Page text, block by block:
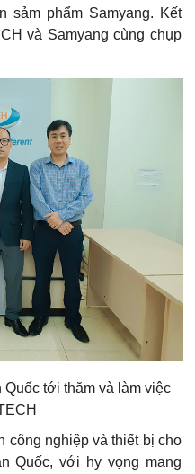
sảm phẩm Samyang. Kết
và Samyang cùng chụp
tới thăm và làm việc
công nghiệp và thiết bị cho
Quốc, với hy vọng mang